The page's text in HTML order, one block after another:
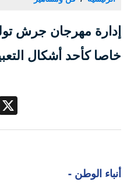
إدارة مهرجان جرش
خاصا كأحد أشكال
X
أنباء الوطن -